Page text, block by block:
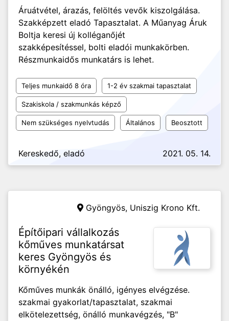
Áruátvétel, árazás, felöltés vevők kiszolgálása.
Szakképzett eladó Tapasztalat. A Műanyag Áruk
Boltja keresi új kolléganőjét
szakképesítéssel, bolti eladói munkakörben.
Részmunkaidős munkatárs is lehet.
Teljes munkaidő 8 óra 1-2 év szakmai tapasztalat
Szakiskola / szakmunkás képző
Nem szükséges nyelvtudás Általános Beosztott
Kereskedő, eladó 2021. 05. 14.
Gyöngyös, Uniszig Krono Kft.
Építőipari vállalkozás
kőműves munkatársat
keres Gyöngyös és
környékén
Kőműves munkák önálló, igényes elvégzése.
szakmai gyakorlat/tapasztalat, szakmai
elkötelezettség, önálló munkavégzés, "B"